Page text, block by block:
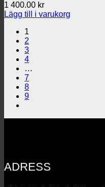
1 400.00 kr
Lägg till i varukorg
1
2
3
4
…
7
8
9
ADRESS